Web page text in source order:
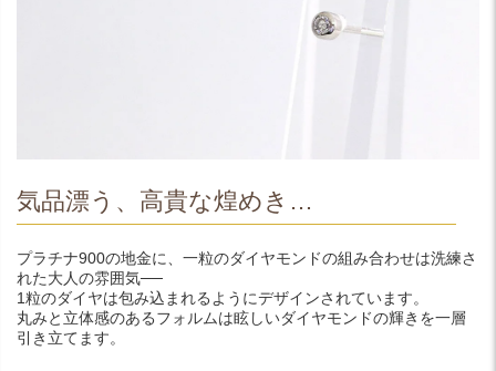
気品漂う、高貴な煌めき…
プラチナ900の地金に、一粒のダイヤモンドの組み合わせは洗練さ
れた大人の雰囲気──
1粒のダイヤは包み込まれるようにデザインされています。
丸みと立体感のあるフォルムは眩しいダイヤモンドの輝きを一層
引き立てます。